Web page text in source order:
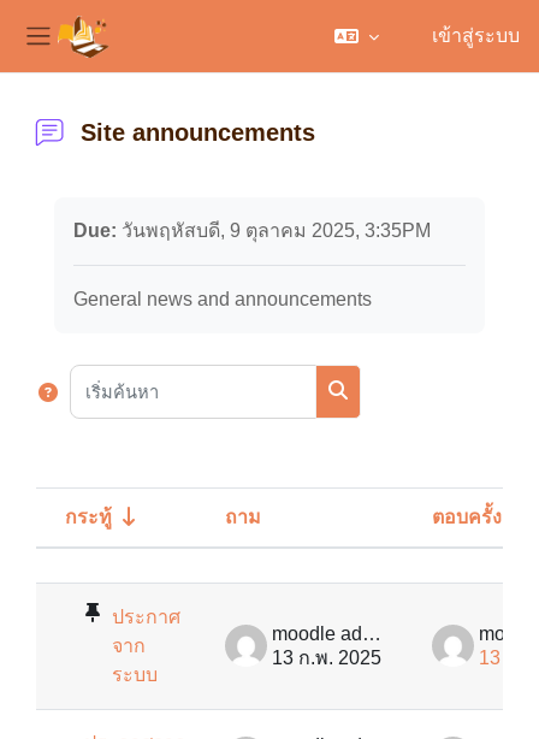
Side panel
เข้าสู่ระบบ
Site announcements
Due: วันพฤหัสบดี, 9 ตุลาคม 2025, 3:35PM
General news and announcements
เริ่มค้นหา
เริ่มค้นหา
สถานะ
กระทู้ ถาม ตอบครั้งสุด
ประกาศ
จาก
ระบบ
moodle admin
13 ก.พ. 2025
13 ก.พ